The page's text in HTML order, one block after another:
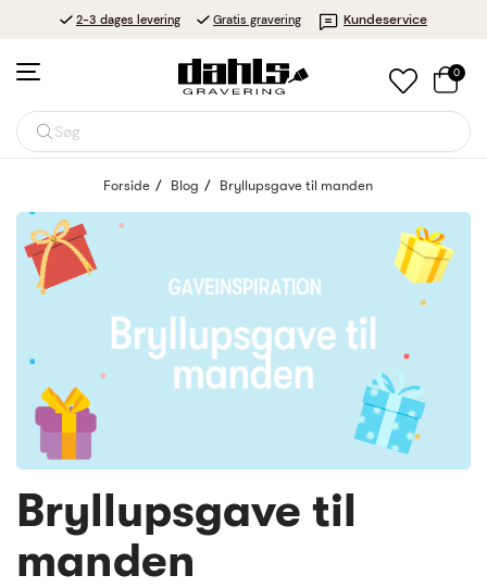
2-3 dages levering Gratis gravering Kundeservice
Søg
0
Forside Blog Bryllupsgave til manden
Bryllupsgave til
manden